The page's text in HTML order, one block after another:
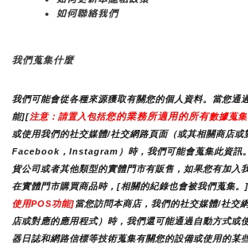
如何聯絡我們
我們蒐集什麼
我們可能會從各種來源獲取有關您的個人資料。當您通
能][注意：請置入包括您的業務所適用的所有數據蒐
或使用我們的社交媒體/社交網路頁面（或其相關商店或
Facebook，Instagram）時，我們可能會蒐集此資訊
貨公司或者其他類型的實體門市有販售，如果您有加入
在實體門市購買商品時，[相關的紀錄也會被我們蒐集。]
使用POS功能]當您訪問本商店，我們的社交媒體/社交
店或對應的應用程式）時，我們還可能通過自動方式
器日誌和網路信標等技術蒐集有關您的設備或使用的某